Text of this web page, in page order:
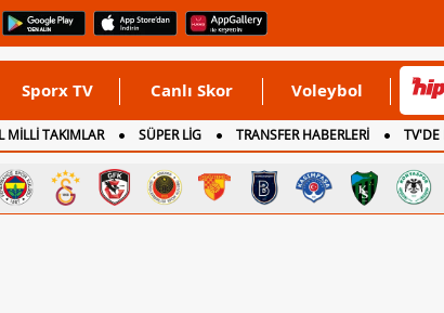
Sporx TV Canlı Skor Voleybol
MİLLİ TAKIMLAR SÜPER LİG TRANSFER HABERLERİ